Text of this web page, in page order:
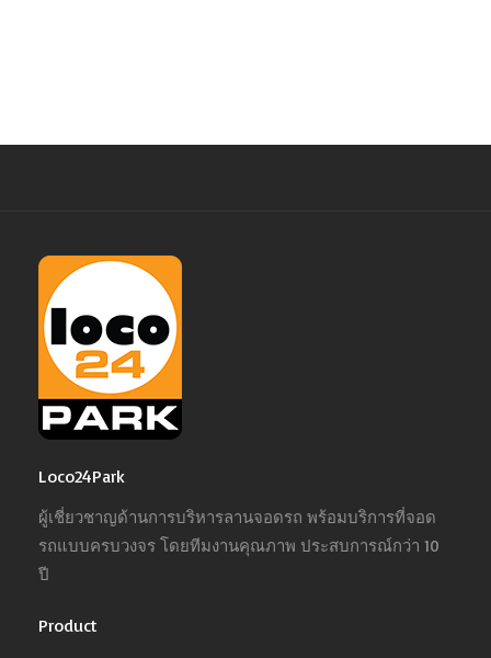
Loco24Park
ผู้เชี่ยวชาญด้านการบริหารลานจอดรถ พร้อมบริการที่จอด
รถแบบครบวงจร โดยทีมงานคุณภาพ ประสบการณ์กว่า 10
ปี
Product